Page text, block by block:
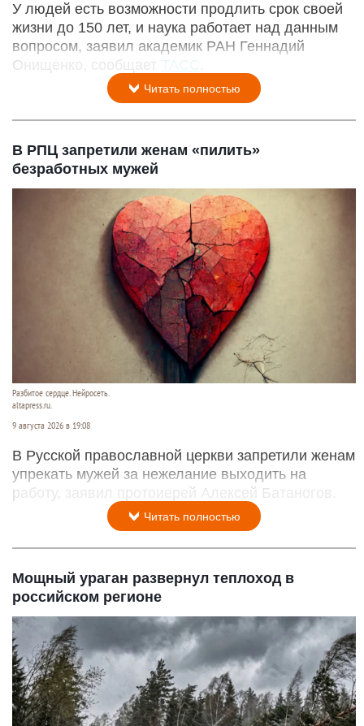
У людей есть возможности продлить срок своей
жизни до 150 лет, и наука работает над данным
вопросом, заявил академик РАН Геннадий
Онищенко, сообщает ТАСС
Читать полностью
В РПЦ запретили женам «пилить»
безработных мужей
Разбитое сердце. Нейросеть.
altapress.ru.
9 августа 2026 в 19:08
В Русской православной церкви запретили женам
упрекать мужей за нежелание выходить на
работу, заявил протоиерей Алексей Батаногов.
Читать полностью
Мощный ураган развернул теплоход в
российском регионе